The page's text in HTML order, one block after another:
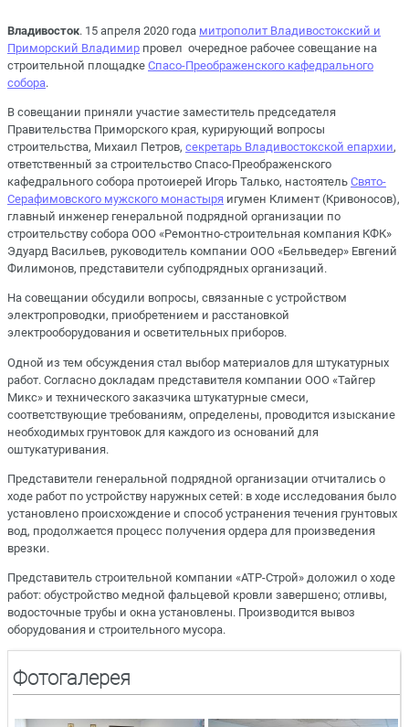
Владивосток. 15 апреля 2020 года митрополит Владивостокский и
Приморский Владимир провел очередное рабочее совещание на
строительной площадке Спасо-Преображенского кафедрального
собора.
В совещании приняли участие заместитель председателя
Правительства Приморского края, курирующий вопросы
строительства, Михаил Петров, секретарь Владивостокской епархии,
ответственный за строительство Спасо-Преображенского
кафедрального собора протоиерей Игорь Талько, настоятель Свято-
Серафимовского мужского монастыря игумен Климент (Кривоносов),
главный инженер генеральной подрядной организации по
строительству собора ООО «Ремонтно-строительная компания КФК»
Эдуард Васильев, руководитель компании ООО «Бельведер» Евгений
Филимонов, представители субподрядных организаций.
На совещании обсудили вопросы, связанные с устройством
электропроводки, приобретением и расстановкой
электрооборудования и осветительных приборов.
Одной из тем обсуждения стал выбор материалов для штукатурных
работ. Согласно докладам представителя компании ООО «Тайгер
Микс» и технического заказчика штукатурные смеси,
соответствующие требованиям, определены, проводится изыскание
необходимых грунтовок для каждого из оснований для
оштукатуривания.
Представители генеральной подрядной организации отчитались о
ходе работ по устройству наружных сетей: в ходе исследования было
установлено происхождение и способ устранения течения грунтовых
вод, продолжается процесс получения ордера для произведения
врезки.
Представитель строительной компании «АТР-Строй» доложил о ходе
работ: обустройство медной фальцевой кровли завершено; отливы,
водосточные трубы и окна установлены. Производится вывоз
оборудования и строительного мусора.
Фотогалерея